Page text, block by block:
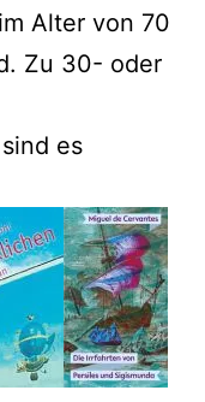
Alter von 70
Zu 30- oder
es